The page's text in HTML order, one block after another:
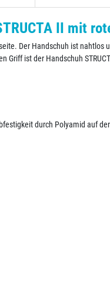
II mit
Der Handschuh ist
ist der Handschuh
durch Polyamid auf